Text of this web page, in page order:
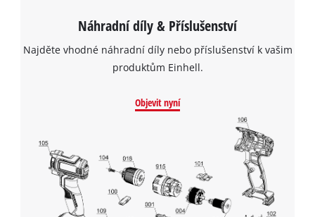
Náhradní díly & Příslušenství
Najděte vhodné náhradní díly nebo příslušenství k vašim
produktům Einhell.
Objevit nyní